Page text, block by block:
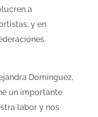
a
y en
Domínguez,
un importante
labor y nos